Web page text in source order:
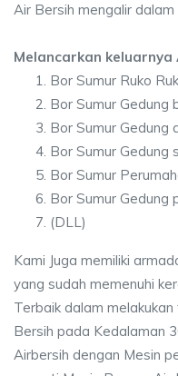
Air Bersih mengalir
Melancarkan keluarnya
Bor Sumur Ruko
Bor Sumur
Bor Sumur
Bor Sumur Gedung
Bor Sumur
Bor Sumur Gedung
(DLL)
Kami Juga memiliki
yang sudah memenuhi
Terbaik dalam
Bersih pada Kedalaman
Airbersih dengan Mesin